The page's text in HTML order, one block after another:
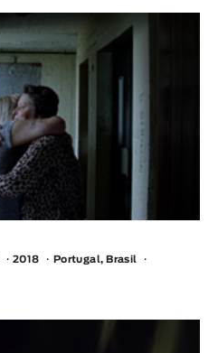
2018
Portugal, Brasil